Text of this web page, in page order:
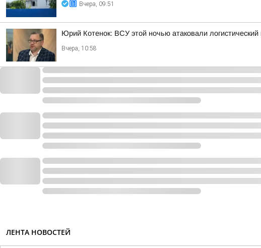
Вчера, 09:51
Юрий Котенок: ВСУ этой ночью атаковали логистический
Вчера, 10:58
ЛЕНТА НОВОСТЕЙ